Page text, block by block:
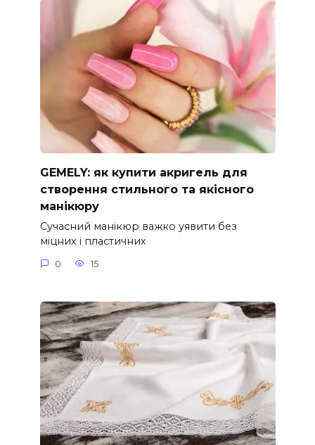
GEMELY: як купити акригель для
створення стильного та якісного
манікюру
Сучасний манікюр важко уявити без
міцних і пластичних
0 15